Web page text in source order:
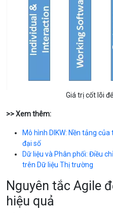
Giá trị cốt lõi
>> Xem thêm:
Mô hình DIKW: Nền tảng
đại số
Dữ liệu và Phân phối: Điều
trên Dữ liệu Thị trường
Nguyên tắc Agile
hiệu quả